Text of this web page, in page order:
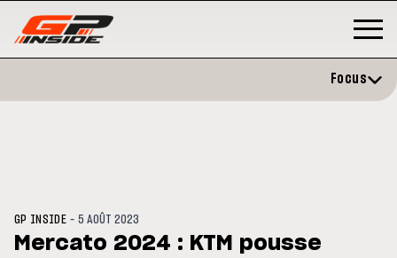
Focus
GP INSIDE -5 AOÛT 2023
Mercato 2024 : KTM pousse